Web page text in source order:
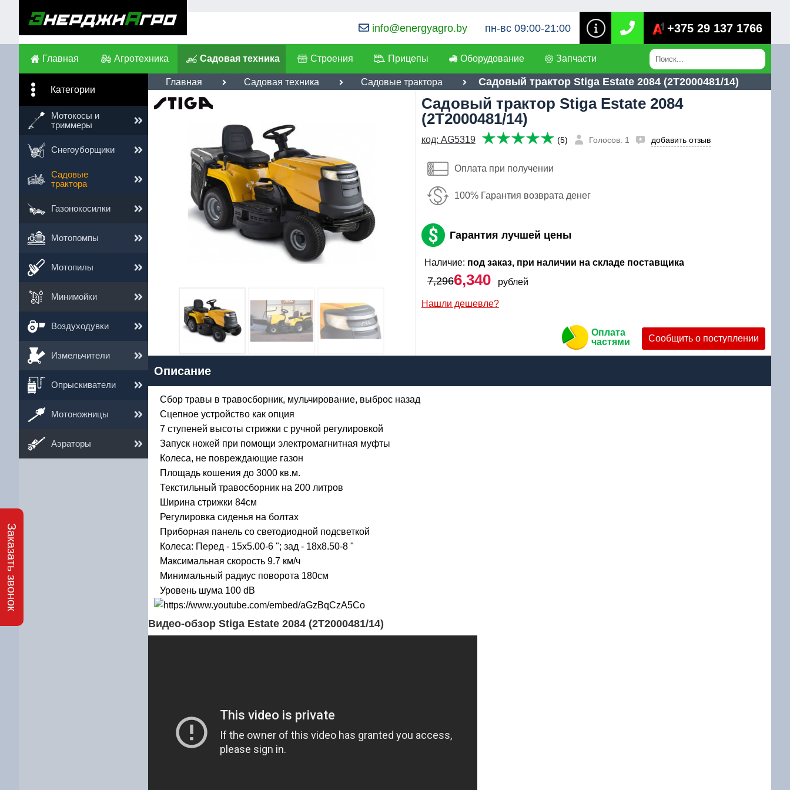
info@energyagro.by пн-вс 09:00-21:00 +375 29 137 1766
Главная Агротехника Садовая техника Строения Прицепы Оборудование Запчасти
Категории
Мотокосы и
триммеры
Снегоуборщики
Садовые
трактора
Газонокосилки
Мотопомпы
Мотопилы
Минимойки
Воздуходувки
Измельчители
Опрыскиватели
Мотоножницы
Аэраторы
Главная Садовая техника Садовые трактора Садовый трактор Stiga Estate 2084 (2T2000481/14)
Садовый трактор Stiga Estate 2084
(2T2000481/14)
код: AG5319 (5) Голосов: 1 добавить отзыв
Оплата при получении
100% Гарантия возврата денег
Гарантия лучшей цены
Наличие: под заказ, при наличии на складе поставщика
7,2966,340 рублей
Нашли дешевле?
Оплата
частями
Сообщить о поступлении
Описание
Сбор травы в травосборник, мульчирование, выброс назад
Сцепное устройство как опция
7 ступеней высоты стрижки с ручной регулировкой
Запуск ножей при помощи электромагнитная муфты
Колеса, не повреждающие газон
Площадь кошения до 3000 кв.м.
Текстильный травосборник на 200 литров
Ширина стрижки 84см
Регулировка сиденья на болтах
Приборная панель со светодиодной подсветкой
Колеса: Перед - 15x5.00-6 "; зад - 18x8.50-8 "
Максимальная скорость 9.7 км/ч
Минимальный радиус поворота 180см
Уровень шума 100 dB
Видео-обзор Stiga Estate 2084 (2T2000481/14)
бел. руб
Имя:
Email:
Телефон*:
Я даю согласие на
обработку
Сообщить о поступлении
6,340 бел. руб
Email:
Телефон* :
Сообщить о поступлении
Телефон*:
Ссылка*:
Я даю согласие наобработку персональных данных
Отправить
Заказать звонок